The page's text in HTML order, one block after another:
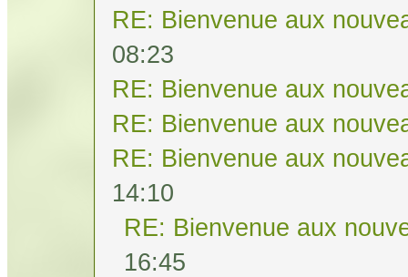
RE: Bienvenue aux
08:23
RE: Bienvenue aux
RE: Bienvenue aux
RE: Bienvenue aux
14:10
RE: Bienvenue aux
16:45